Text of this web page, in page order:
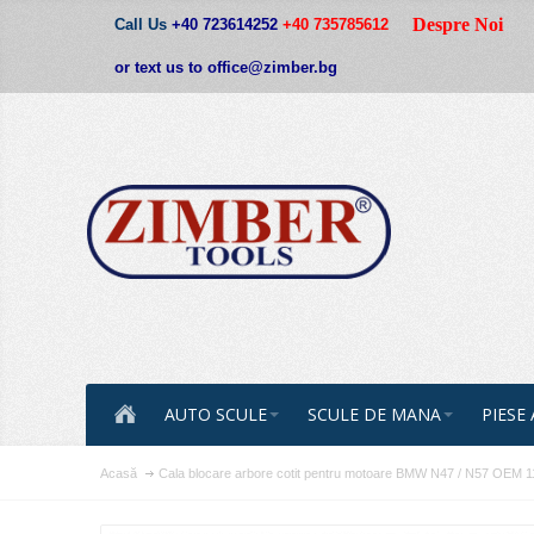
Call Us +40 723614252 +40 735785612
or text us to office@zimber.bg
Despre Noi
AUTO SCULE SCULE DE MANA
Acasă Cala blocare arbore cotit pentru motoare BMW N47 / N57 OEM